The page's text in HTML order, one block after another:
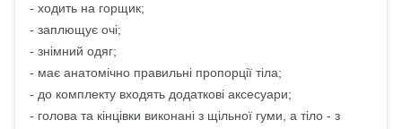
- ходить на горщик;
- заплющує очі;
- знімний одяг;
- має анатомічно правильні пропорції тіла;
- до комплекту входять додаткові аксесуари;
- голова та кінцівки виконані з щільної гуми, а тіло - з